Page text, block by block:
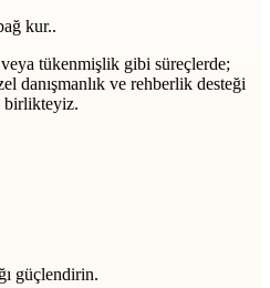
kur..
tükenmişlik gibi süreçlerde;
danışmanlık ve rehberlik desteği
birlikteyiz.
güçlendirin.